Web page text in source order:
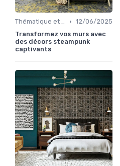
Thématique et Artistique • 12/06/2025
Transformez vos murs avec
des décors steampunk
captivants